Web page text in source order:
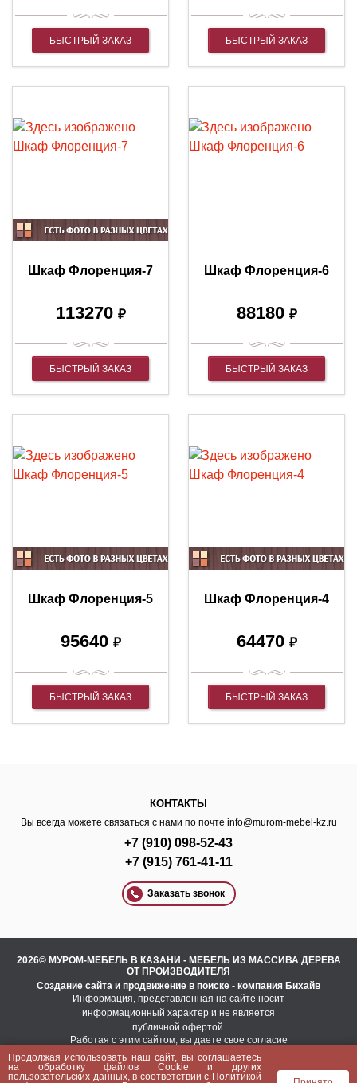
БЫСТРЫЙ ЗАКАЗ БЫСТРЫЙ ЗАКАЗ
Шкаф Флоренция-7
113270 ₽
БЫСТРЫЙ ЗАКАЗ
Шкаф Флоренция-6
88180 ₽
БЫСТРЫЙ ЗАКАЗ
Шкаф Флоренция-5
95640 ₽
БЫСТРЫЙ ЗАКАЗ
Шкаф Флоренция-4
64470 ₽
БЫСТРЫЙ ЗАКАЗ
КОНТАКТЫ
Вы всегда можете связаться с нами по почте info@murom-mebel-kz.ru
+7 (910) 098-52-43
+7 (915) 761-41-11
Заказать звонок
2026© МУРОМ-МЕБЕЛЬ В КАЗАНИ - МЕБЕЛЬ ИЗ МАССИВА ДЕРЕВА
ОТ ПРОИЗВОДИТЕЛЯ
Создание сайта и продвижение в поиске - компания Бихайв
Информация, представленная на сайте носит
информационный характер и не является
публичной офертой.
Работая с этим сайтом, вы даете свое согласие
на использование файлов cookie.
Это необходимо для нормального
функционирования сайта и анализа трафика.
Продолжая использовать наш сайт, вы соглашаетесь
на обработку файлов Сookie и других
пользовательских данных, в соответствии с Политикой